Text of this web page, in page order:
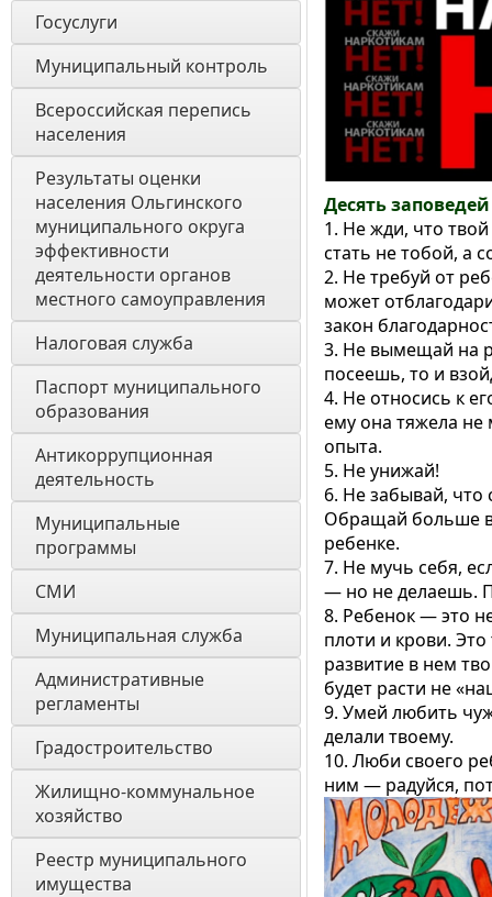
Госуслуги
Муниципальный контроль
Всероссийская перепись
населения
Результаты оценки
населения Ольгинского
муниципального округа
эффективности
деятельности органов
местного самоуправления
Налоговая служба
Паспорт муниципального
образования
Антикоррупционная
деятельность
Муниципальные
программы
СМИ
Муниципальная служба
Административные
регламенты
Градостроительство
Жилищно-коммунальное
хозяйство
Реестр муниципального
имущества
Десять
1. Не жди, что
стать не тобой, а
2. Не требуй от
может
закон
3. Не вымещай на
посеешь, то и
4. Не относись к
ему она тяжела
опыта.
5. Не унижай!
6. Не забывай, что
Обращай больше
ребенке.
7. Не мучь себя,
— но не делаешь.
8. Ребенок — это
плоти и крови.
развитие в нем
будет расти не
9. Умей любить
делали твоему.
10. Люби своего
ним — радуйся,